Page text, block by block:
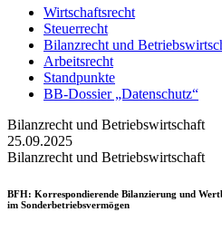
Wirtschaftsrecht
Steuerrecht
Bilanzrecht und
Arbeitsrecht
Standpunkte
BB-Dossier „Datenschutz“
Bilanzrecht und Betriebswirtschaft
25.09.2025
Bilanzrecht und Betriebswirtschaft
BFH: Korrespondierende Bilanzierung und
im Sonderbetriebsvermögen